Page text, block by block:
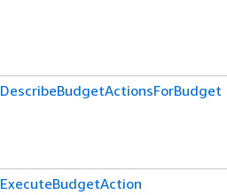
DescribeBudgetActionsForBudget
ExecuteBudgetAction